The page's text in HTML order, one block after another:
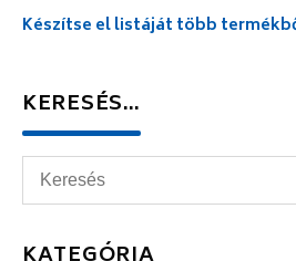
Készítse el listáját több
KERESÉS…